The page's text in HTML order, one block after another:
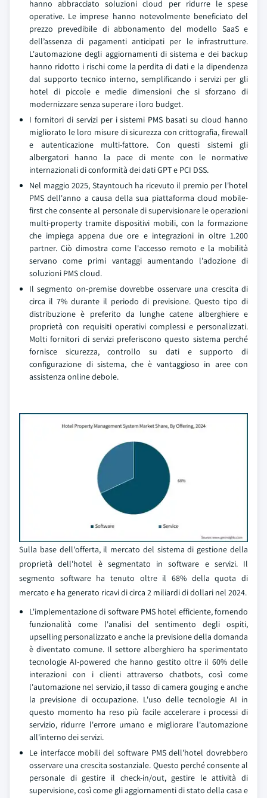
hanno abbracciato soluzioni cloud per ridurre le spese
operative. Le imprese hanno notevolmente beneficiato del
prezzo prevedibile di abbonamento del modello SaaS e
dell’assenza di pagamenti anticipati per le infrastrutture.
L'automazione degli aggiornamenti di sistema e dei backup
hanno ridotto i rischi come la perdita di dati e la dipendenza
dal supporto tecnico interno, semplificando i servizi per gli
hotel di piccole e medie dimensioni che si sforzano di
modernizzare senza superare i loro budget.
I fornitori di servizi per i sistemi PMS basati su cloud hanno
migliorato le loro misure di sicurezza con crittografia, firewall
e autenticazione multi-fattore. Con questi sistemi gli
albergatori hanno la pace di mente con le normative
internazionali di conformità dei dati GPT e PCI DSS.
Nel maggio 2025, Stayntouch ha ricevuto il premio per l'hotel
PMS dell'anno a causa della sua piattaforma cloud mobile-
first che consente al personale di supervisionare le operazioni
multi-property tramite dispositivi mobili, con la formazione
che impiega appena due ore e integrazioni in oltre 1.200
partner. Ciò dimostra come l'accesso remoto e la mobilità
servano come primi vantaggi aumentando l'adozione di
soluzioni PMS cloud.
Il segmento on-premise dovrebbe osservare una crescita di
circa il 7% durante il periodo di previsione. Questo tipo di
distribuzione è preferito da lunghe catene alberghiere e
proprietà con requisiti operativi complessi e personalizzati.
Molti fornitori di servizi preferiscono questo sistema perché
fornisce sicurezza, controllo su dati e supporto di
configurazione di sistema, che è vantaggioso in aree con
assistenza online debole.
Sulla base dell'offerta, il mercato del sistema di gestione della
proprietà dell'hotel è segmentato in software e servizi. Il
segmento software ha tenuto oltre il 68% della quota di
mercato e ha generato ricavi di circa 2 miliardi di dollari nel 2024.
L'implementazione di software PMS hotel efficiente, fornendo
funzionalità come l'analisi del sentimento degli ospiti,
upselling personalizzato e anche la previsione della domanda
è diventato comune. Il settore alberghiero ha sperimentato
tecnologie AI-powered che hanno gestito oltre il 60% delle
interazioni con i clienti attraverso chatbots, così come
l'automazione nel servizio, il tasso di camera gouging e anche
la previsione di occupazione. L'uso delle tecnologie AI in
questo momento ha reso più facile accelerare i processi di
servizio, ridurre l'errore umano e migliorare l'automazione
all'interno dei servizi.
Le interfacce mobili del software PMS dell'hotel dovrebbero
osservare una crescita sostanziale. Questo perché consente al
personale di gestire il check-in/out, gestire le attività di
supervisione, così come gli aggiornamenti di stato della casa e